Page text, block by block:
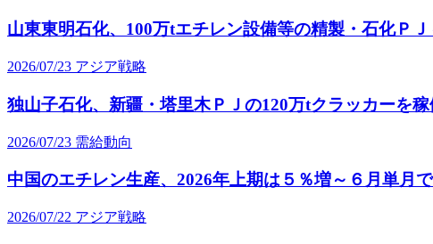
山東東明石化、100万tエチレン設備等の精製・石化Ｐ
2026/07/23 アジア戦略
独山子石化、新疆・塔里木ＰＪの120万tクラッカーを
2026/07/23 需給動向
中国のエチレン生産、2026年上期は５％増～６月単月
2026/07/22 アジア戦略